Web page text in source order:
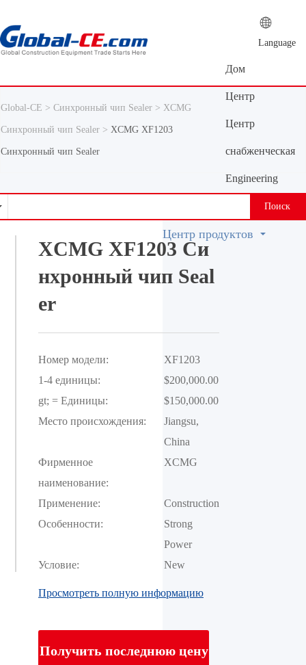
Language
Дом
Центр
новостей
Центр
продуктов
снабженческая
платформа
Engineering
Machinery
Vocabulary
Поиск
Центр продуктов
Global-CE > Синхронный чип Sealer > XCMG
Синхронный чип Sealer > XCMG XF1203
Синхронный чип Sealer
XCMG XF1203 Си
нхронный чип Seal
er
Номер модели:
XF1203
1-4 единицы:
$200,000.00
gt; = Единицы:
$150,000.00
Место происхождения:
Jiangsu,
China
Фирменное
наименование:
XCMG
Применение:
Construction
Особенности:
Strong
Power
Условие:
New
Просмотреть полную информацию
Получить последнюю цену